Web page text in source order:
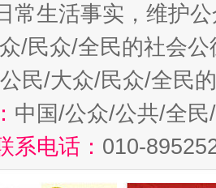
常生活事实，维护
/民众/全民的社会公
民/大众/民众/全民
中国/公众/公共/全
系电话： 010-